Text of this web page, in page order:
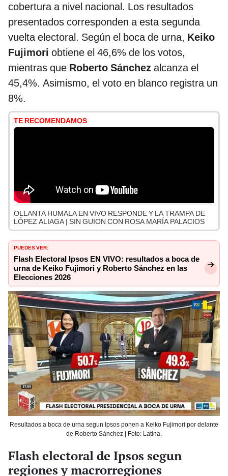
cobertura a nivel nacional. Los resultados
presentados corresponden a esta segunda
vuelta electoral. Según el boca de urna, Keiko
Fujimori obtiene el 46,6% de los votos,
mientras que Roberto Sánchez alcanza el
45,4%. Asimismo, el voto en blanco registra un
8%.
TE RECOMENDAMOS
OLLANTA HUMALA EN VIVO RESPONDE Y LA TRAMPA DE
LÓPEZ ALIAGA | SIN GUION CON ROSA MARÍA PALACIOS
PUEDES VER:
Flash Electoral Ipsos EN VIVO: resultados a boca de
urna de Keiko Fujimori y Roberto Sánchez en las
Elecciones 2026
Resultados a boca de urna segun Ipsos ponen a Keiko Fujimori por delante
de Roberto Sánchez | Foto: Latina.
Flash electoral de Ipsos segun
regiones y macrorregiones